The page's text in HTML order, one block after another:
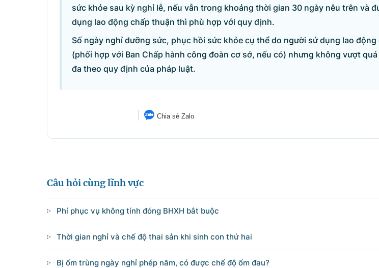
© CỔNG THÔNG TIN ĐIỆN TỬ CHÍNH PHỦ
Trụ sở: 16 Lê Hồng Phong - Ba Đình - Hà Nội.
Điện thoại: Văn phòng: 080 43162; Fax: 080.48924;
Ghi rõ nguồn 'Cổng Thông tin điện tử Chính phủ' hoặc
sức khỏe sau kỳ nghỉ lễ, nếu vẫn trong khoảng thời gian 30 ngày nêu trên và
dụng lao động chấp thuận thì phù hợp với quy định.
Số ngày nghỉ dưỡng sức, phục hồi sức khỏe cụ thể do người sử dụng lao
(phối hợp với Ban Chấp hành công đoàn cơ sở, nếu có) nhưng không vượt
đa theo quy định của pháp luật.
Chia sẻ Zalo
Câu hỏi cùng lĩnh vực
Phí phục vụ không tính đóng BHXH bắt buộc
Thời gian nghỉ và chế độ thai sản khi sinh con thứ hai
Bị ốm trùng ngày nghỉ phép năm, có được chế độ ốm đau?